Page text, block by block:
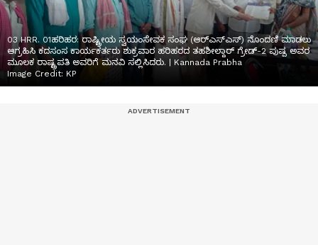
03 HRR. 01ಹರಿಹರ: ರಾಷ್ಟ್ರೀಯ ಸ್ವಯಂಸೇವಕ ಸಂಘ (ಆರ್‌ಎಸ್‌ಎಸ್) ನೊಂದಣಿ ಮಾಡಲು
ಆಗ್ರಹಿಸಿ ಕದಸಂಸ ಕಾರ್ಯಕರ್ತರು ಶುಕ್ರವಾರ ಹರಿಹರದ ತಹಶೀಲ್ದಾರ್ ಗ್ರೇಡ್-2 ಪುಷ್ಪ ಅವರ
ಮೂಲಕ ರಾಷ್ಟ್ರಪತಿ ಅವರಿಗೆ ಮನವಿ ಸಲ್ಲಿಸಿದರು. | Kannada Prabha
Image Credit: KP